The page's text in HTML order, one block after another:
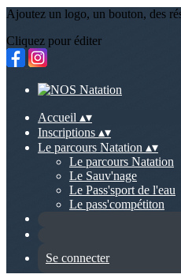
Ajoutez un logo, un bouton, des
Cliquez pour éditer
Accueil ▴▾
Inscriptions ▴▾
Le parcours Natation ▴▾
Le parcours Natation
Le Sauv'nage
Le Pass'sport de l'eau
Le pass'compétiton
Se connecter